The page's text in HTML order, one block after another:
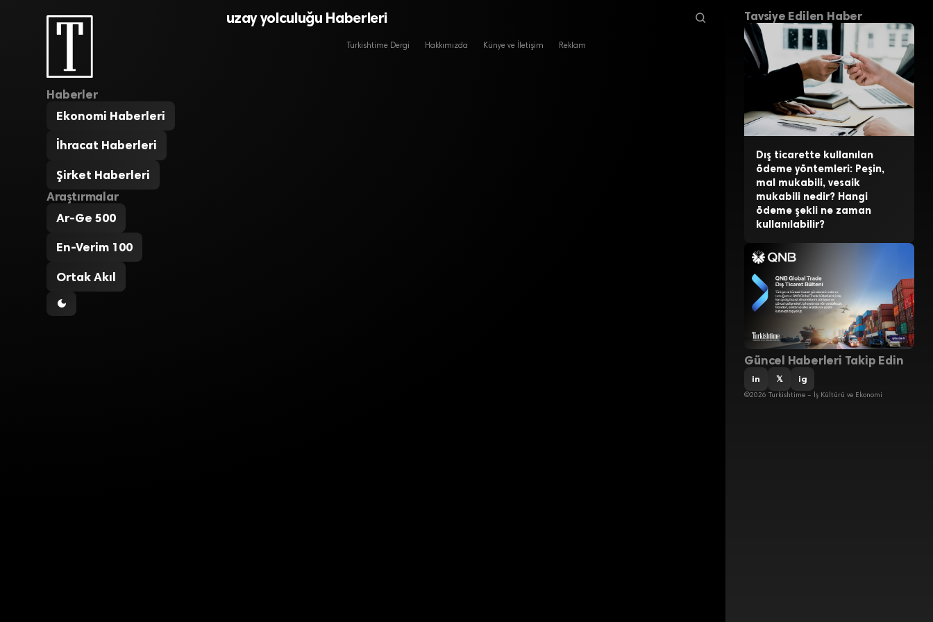
Haberler
Ekonomi Haberleri
İhracat Haberleri
Şirket Haberleri
Araştırmalar
Ar-Ge 500
En-Verim 100
Ortak Akıl
uzay yolculuğu Haberleri
Turkishtime Dergi Hakkımızda Künye ve İletişim Reklam
Tavsiye Edilen Haber
Dış ticarette kullanılan
ödeme yöntemleri: Peşin,
mal mukabili, vesaik
mukabili nedir? Hangi
ödeme şekli ne zaman
kullanılabilir?
Güncel Haberleri Takip Edin
in 𝕏 ig
©2026 Turkishtime – İş Kültürü ve Ekonomi